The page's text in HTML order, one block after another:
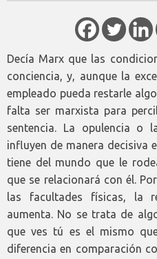
Decía Marx que las
conciencia, y, aunque la
empleado pueda restarle
falta ser marxista para
sentencia. La opulencia
influyen de manera decisiva
tiene del mundo que le
que se relacionará con él.
las facultades físicas, la
aumenta. No se trata de
que ves tú es el mismo
diferencia en comparación